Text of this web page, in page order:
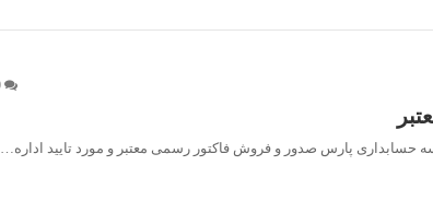
پارس صدور و فروش فاکتور رسمی معتبر و مورد تایید اداره…